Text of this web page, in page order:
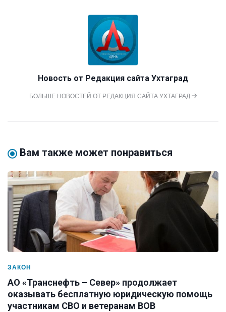
Новость от Редакция сайта Ухтаград
БОЛЬШЕ НОВОСТЕЙ ОТ РЕДАКЦИЯ САЙТА УХТАГРАД
Вам также может понравиться
ЗАКОН
АО «Транснефть – Север» продолжает
оказывать бесплатную юридическую помощь
участникам СВО и ветеранам ВОВ